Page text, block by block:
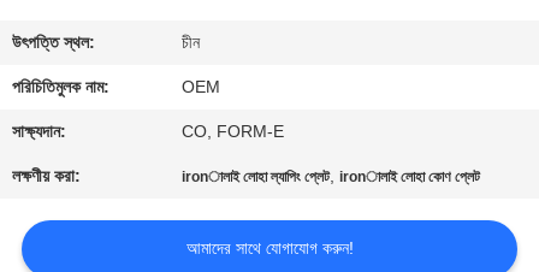
সাইট
ম্যাপ
গোপনীয়তা
নীতি
উৎপত্তি স্থল: চীন
পরিচিতিমুলক নাম: OEM
সাক্ষ্যদান: CO, FORM-E
লক্ষণীয় করা: ironালাই লোহা ল্যাপিং প্লেট,ironালাই লোহা কোণ প্লেট
আমাদের সাথে যোগাযোগ করুন!